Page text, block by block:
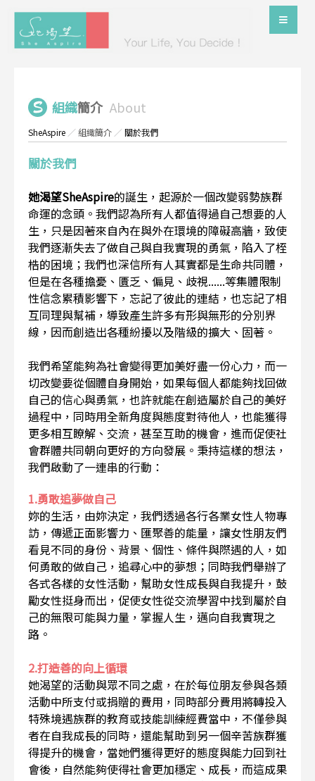
組織簡介 About
SheAspire ／組織簡介 ／關於我們
關於我們
她渴望SheAspire的誕生，起源於一個改變弱勢族群
命運的念頭。我們認為所有人都值得過自己想要的人
生，只是因著來自內在與外在環境的障礙高牆，致使
我們逐漸失去了做自己與自我實現的勇氣，陷入了桎
梏的困境；我們也深信所有人其實都是生命共同體，
但是在各種擔憂、匱乏、偏見、歧視......等集體限制
性信念累積影響下，忘記了彼此的連結，也忘記了相
互同理與幫補，導致產生許多有形與無形的分別界
線，因而創造出各種紛擾以及階級的擴大、固著。
我們希望能夠為社會變得更加美好盡一份心力，而一
切改變要從個體自身開始，如果每個人都能夠找回做
自己的信心與勇氣，也許就能在創造屬於自己的美好
過程中，同時用全新角度與態度對待他人，也能獲得
更多相互瞭解、交流，甚至互助的機會，進而促使社
會群體共同朝向更好的方向發展。秉持這樣的想法，
我們啟動了一連串的行動：
1.勇敢追夢做自己
妳的生活，由妳決定，我們透過各行各業女性人物專
訪，傳遞正面影響力、匯聚善的能量，讓女性朋友們
看見不同的身份、背景、個性、條件與際遇的人，如
何勇敢的做自己，追尋心中的夢想；同時我們舉辦了
各式各樣的女性活動，幫助女性成長與自我提升，鼓
勵女性挺身而出，促使女性從交流學習中找到屬於自
己的無限可能與力量，掌握人生，邁向自我實現之
路。
2.打造善的向上循環
她渴望的活動與眾不同之處，在於每位朋友參與各類
活動中所支付或捐贈的費用，同時部分費用將轉投入
特殊境遇族群的教育或技能訓練經費當中，不僅參與
者在自我成長的同時，還能幫助到另一個辛苦族群獲
得提升的機會，當她們獲得更好的態度與能力回到社
會後，自然能夠使得社會更加穩定、成長，而這成果